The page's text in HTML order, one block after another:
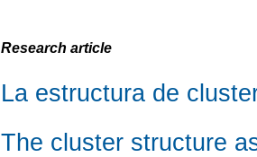
Research article
La estructura de
The cluster structure